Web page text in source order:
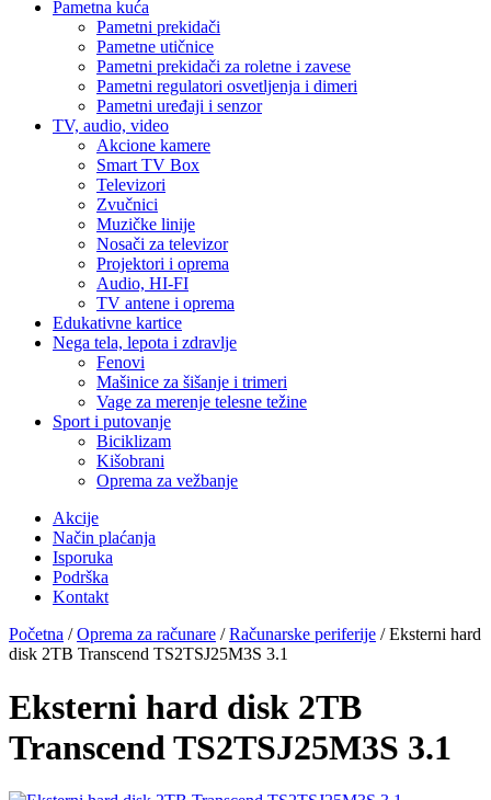
Pametna kuća
Pametni prekidači
Pametne utičnice
Pametni prekidači za roletne i zavese
Pametni regulatori osvetljenja i dimeri
Pametni uređaji i senzor
TV, audio, video
Akcione kamere
Smart TV Box
Televizori
Zvučnici
Muzičke linije
Nosači za televizor
Projektori i oprema
Audio, HI-FI
TV antene i oprema
Edukativne kartice
Nega tela, lepota i zdravlje
Fenovi
Mašinice za šišanje i trimeri
Vage za merenje telesne težine
Sport i putovanje
Biciklizam
Kišobrani
Oprema za vežbanje
Akcije
Način plaćanja
Isporuka
Podrška
Kontakt
Početna /Oprema za računare /Računarske periferije / Eksterni hard
disk 2TB Transcend TS2TSJ25M3S 3.1
Eksterni hard disk 2TB
Transcend TS2TSJ25M3S 3.1